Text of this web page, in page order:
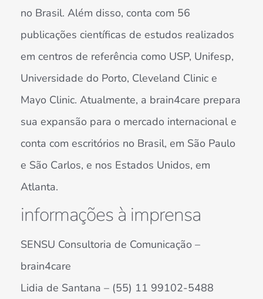
no Brasil. Além disso, conta com 56
publicações científicas de estudos realizados
em centros de referência como USP, Unifesp,
Universidade do Porto, Cleveland Clinic e
Mayo Clinic. Atualmente, a brain4care prepara
sua expansão para o mercado internacional e
conta com escritórios no Brasil, em São Paulo
e São Carlos, e nos Estados Unidos, em
Atlanta.
informações à imprensa
SENSU Consultoria de Comunicação –
brain4care
Lidia de Santana – (55) 11 99102-5488